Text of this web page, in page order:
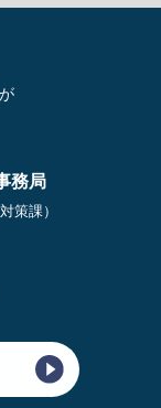
務局
策課）